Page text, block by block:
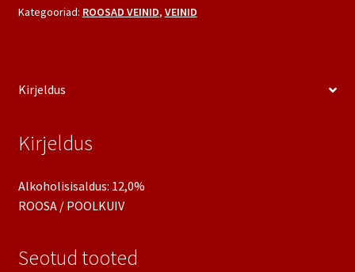
Kategooriad: ROOSAD VEINID, VEINID
Kirjeldus
Kirjeldus
Alkoholisisaldus: 12,0%
ROOSA / POOLKUIV
Seotud tooted